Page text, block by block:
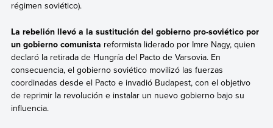
régimen soviético).
La rebelión llevó a la sustitución del gobierno pro-soviético por
un gobierno comunista reformista liderado por Imre Nagy, quien
declaró la retirada de Hungría del Pacto de Varsovia. En
consecuencia, el gobierno soviético movilizó las fuerzas
coordinadas desde el Pacto e invadió Budapest, con el objetivo
de reprimir la revolución e instalar un nuevo gobierno bajo su
influencia.